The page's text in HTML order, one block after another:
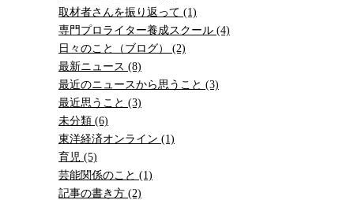
取材者さんを振り返って (1)
専門プロライター養成スクール (4)
日々のこと（ブログ） (2)
最新ニュース (8)
最近のニュースから思うこと (3)
最近思うこと (3)
未分類 (6)
東洋経済オンライン (1)
育児 (5)
芸能関係のこと (1)
記事の書き方 (2)